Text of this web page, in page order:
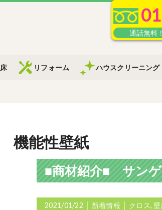
床 リフォーム ハウスクリーニング
機能性壁紙
2021/01/22 新着情報 クロス,